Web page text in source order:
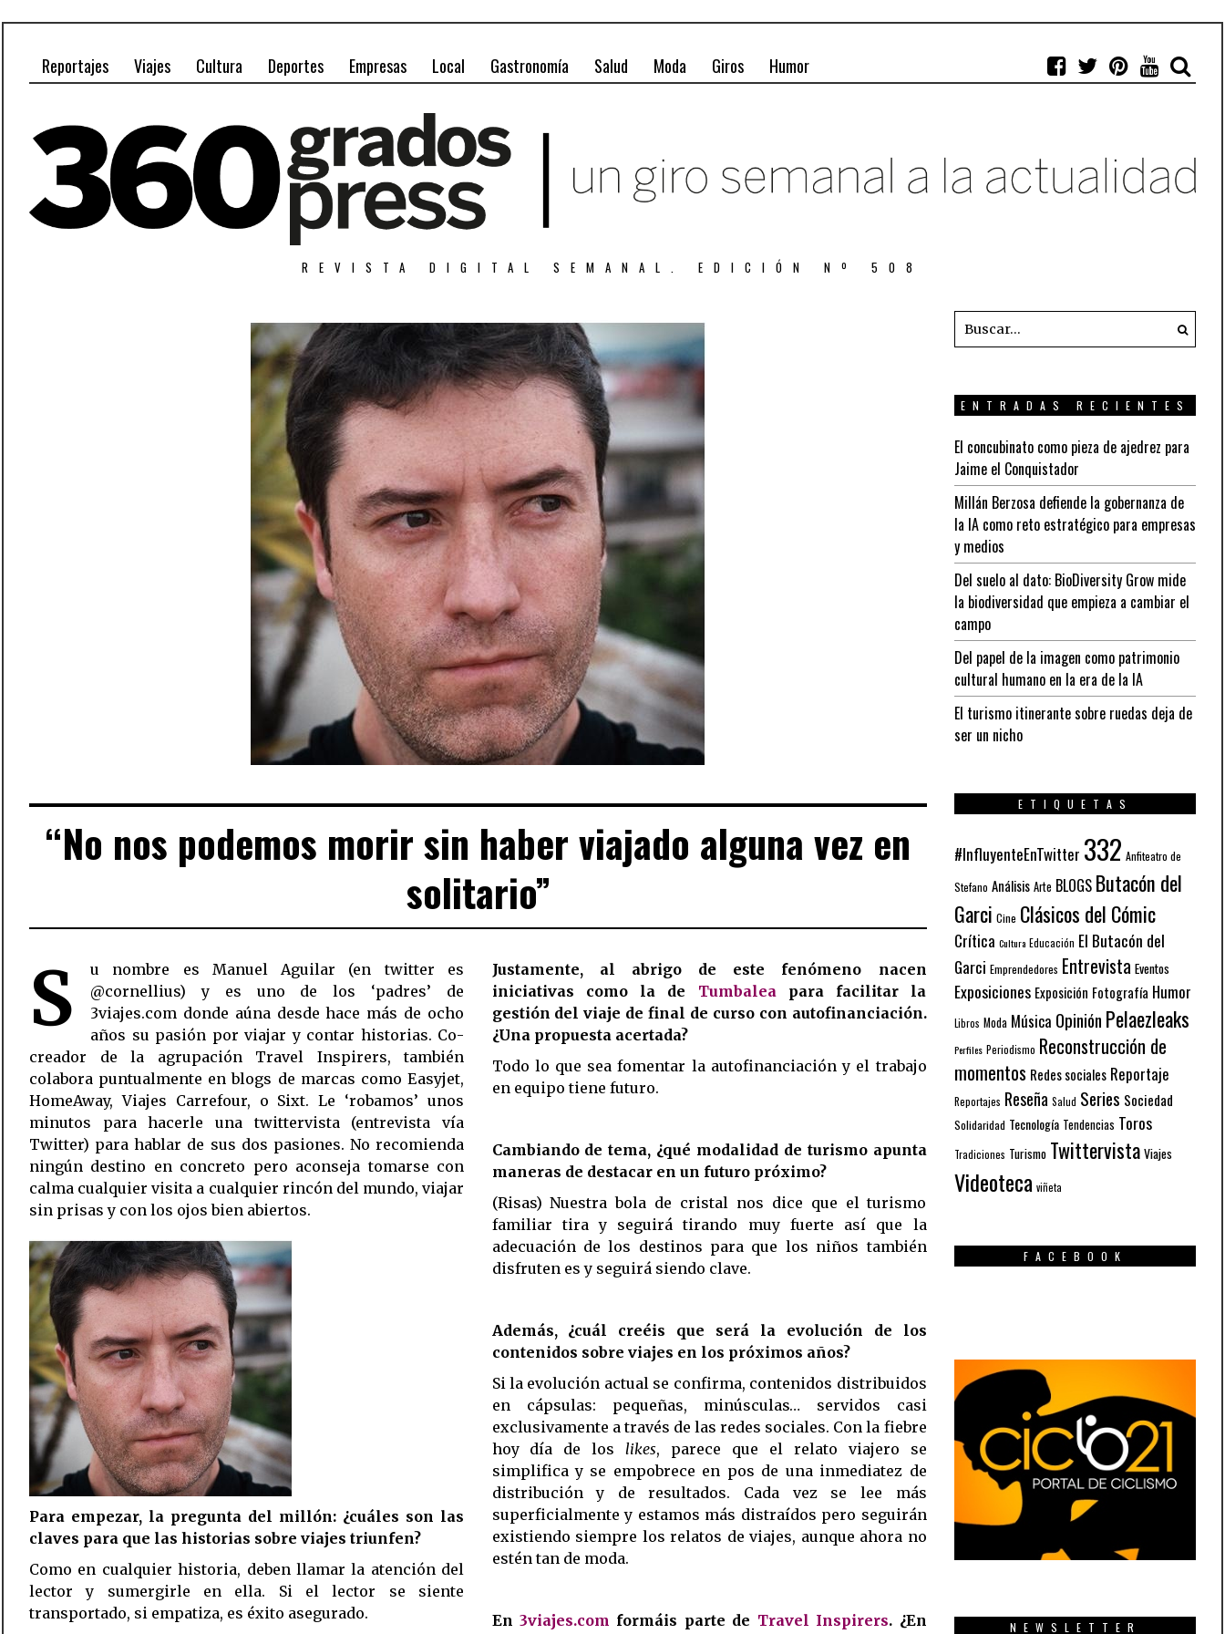
Reportajes Viajes Cultura Deportes Empresas Local Gastronomía Salud Moda Giros Humor
REVISTA DIGITAL SEMANAL. EDICIÓN Nº 508
“No nos podemos morir sin haber viajado alguna vez en
solitario”
S
u nombre es Manuel Aguilar (en twitter es
@cornellius) y es uno de los ‘padres’ de
3viajes.com donde aúna desde hace más de ocho
años su pasión por viajar y contar historias. Co-
creador de la agrupación Travel Inspirers, también
colabora puntualmente en blogs de marcas como Easyjet,
HomeAway, Viajes Carrefour, o Sixt. Le ‘robamos’ unos
minutos para hacerle una twittervista (entrevista vía
Twitter) para hablar de sus dos pasiones. No recomienda
ningún destino en concreto pero aconseja tomarse con
calma cualquier visita a cualquier rincón del mundo, viajar
sin prisas y con los ojos bien abiertos.
Para empezar, la pregunta del millón: ¿cuáles son las
claves para que las historias sobre viajes triunfen?
Como en cualquier historia, deben llamar la atención del
lector y sumergirle en ella. Si el lector se siente
transportado, si empatiza, es éxito asegurado.
Justamente, al abrigo de este fenómeno nacen
iniciativas como la de Tumbalea para facilitar la
gestión del viaje de final de curso con autofinanciación.
¿Una propuesta acertada?
Todo lo que sea fomentar la autofinanciación y el trabajo
en equipo tiene futuro.
Cambiando de tema, ¿qué modalidad de turismo apunta
maneras de destacar en un futuro próximo?
(Risas) Nuestra bola de cristal nos dice que el turismo
familiar tira y seguirá tirando muy fuerte así que la
adecuación de los destinos para que los niños también
disfruten es y seguirá siendo clave.
Además, ¿cuál creéis que será la evolución de los
contenidos sobre viajes en los próximos años?
Si la evolución actual se confirma, contenidos distribuidos
en cápsulas: pequeñas, minúsculas… servidos casi
exclusivamente a través de las redes sociales. Con la fiebre
hoy día de los likes, parece que el relato viajero se
simplifica y se empobrece en pos de una inmediatez de
distribución y de resultados. Cada vez se lee más
superficialmente y estamos más distraídos pero seguirán
existiendo siempre los relatos de viajes, aunque ahora no
estén tan de moda.
En 3viajes.com formáis parte de Travel Inspirers. ¿En
ENTRADAS RECIENTES
El concubinato como pieza de ajedrez para
Jaime el Conquistador
Millán Berzosa defiende la gobernanza de
la IA como reto estratégico para empresas
y medios
Del suelo al dato: BioDiversity Grow mide
la biodiversidad que empieza a cambiar el
campo
Del papel de la imagen como patrimonio
cultural humano en la era de la IA
El turismo itinerante sobre ruedas deja de
ser un nicho
ETIQUETAS
#InfluyenteEnTwitter 332 Anfiteatro de
Stefano Análisis Arte BLOGS Butacón del
Garci Cine Clásicos del Cómic
Crítica Cultura Educación El Butacón del
Garci Emprendedores Entrevista Eventos
Exposiciones Exposición Fotografía Humor
Libros Moda Música Opinión Pelaezleaks
Perfiles Periodismo Reconstrucción de
momentos Redes sociales Reportaje
Reportajes Reseña Salud Series Sociedad
Solidaridad Tecnología Tendencias Toros
Tradiciones Turismo Twittervista Viajes
Videoteca viñeta
FACEBOOK
NEWSLETTER